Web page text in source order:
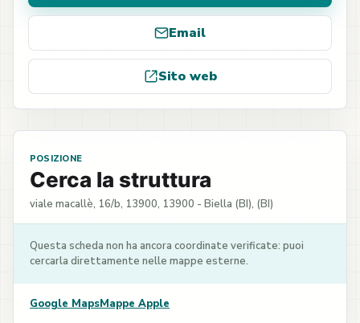
Email
Sito web
POSIZIONE
Cerca la struttura
viale macallè, 16/b, 13900, 13900 - Biella (BI), (BI)
Questa scheda non ha ancora coordinate verificate: puoi
cercarla direttamente nelle mappe esterne.
Google MapsMappe Apple